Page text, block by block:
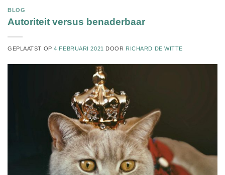
BLOG
Autoriteit versus benaderbaar
GEPLAATST OP4 FEBRUARI 2021 DOOR RICHARD DE WITTE